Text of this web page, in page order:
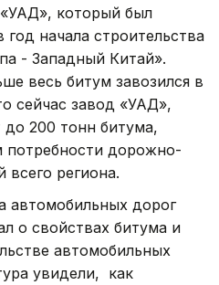
который был
начала строительства
- Западный Китай».
весь битум завозился в
сейчас завод «УАД»,
200 тонн битума,
потребности дорожно-
всего региона.
автомобильных дорог
о свойствах битума и
автомобильных
увидели, как